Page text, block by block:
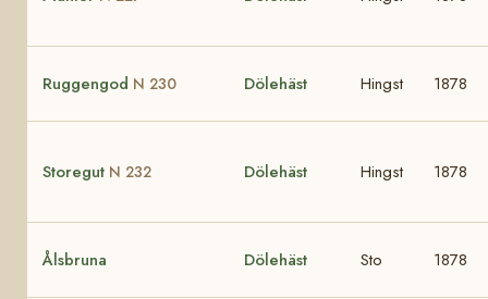
Ruggengod N 230 Dölehäst Hingst 1878
Storegut N 232 Dölehäst Hingst 1878
Ålsbruna Dölehäst Sto 1878